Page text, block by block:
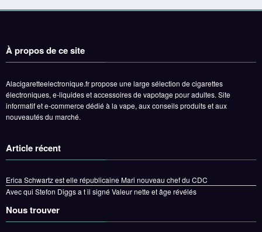
À propos de ce site
Alacigaretteelectronique.fr propose une large sélection de cigarettes
électroniques, e-liquides et accessoires de vapotage pour adultes. Site
informatif et e-commerce dédié à la vape, aux conseils produits et aux
nouveautés du marché.
Article récent
Erica Schwartz est elle républicaine Mari nouveau chef du CDC
Avec qui Stefon Diggs a t il signé Valeur nette et âge révélés
Nous trouver